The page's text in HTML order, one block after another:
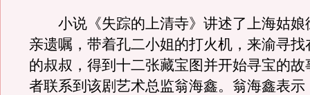
小说《失踪的上清寺》讲述了上海姑娘
亲遗嘱，带着孔二小姐的打火机，来渝寻找
的叔叔，得到十二张藏宝图并开始寻宝的故
者联系到该剧艺术总监翁海鑫。翁海鑫表示